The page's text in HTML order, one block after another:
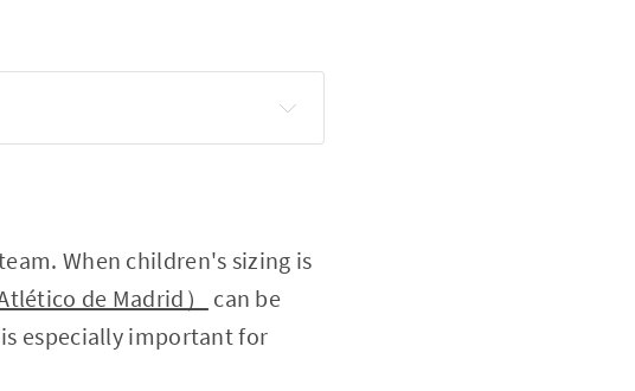
When children's sizing is
de Madrid）
can be
especially important for